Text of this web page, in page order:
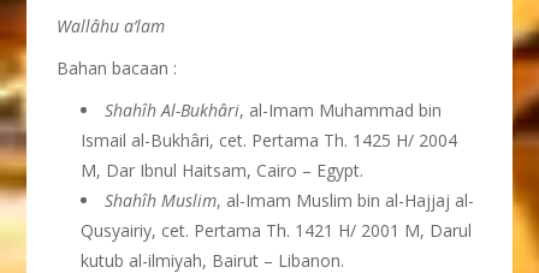
Wallâhu a’lam
Bahan bacaan :
Shahîh Al-Bukhâri, al-Imam Muhammad bin
Ismail al-Bukhâri, cet. Pertama Th. 1425 H/ 2004
M, Dar Ibnul Haitsam, Cairo – Egypt.
Shahîh Muslim, al-Imam Muslim bin al-Hajjaj al-
Qusyairiy, cet. Pertama Th. 1421 H/ 2001 M, Darul
kutub al-ilmiyah, Bairut – Libanon.